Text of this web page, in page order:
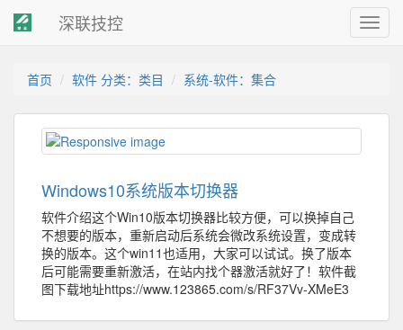
深联技控
首页 软件 分类：类目 系统-软件：集合
Windows10系统版本切换器
软件介绍这个Win10版本切换器比较方便，可以换掉自己
不想要的版本，重新启动后系统会微改系统设置，变成转
换的版本。这个win11也适用，大家可以试试。换了版本
后可能需要重新激活，在站内找个器激活就好了！软件截
图下载地址https://www.123865.com/s/RF37Vv-XMeE3